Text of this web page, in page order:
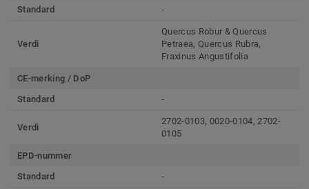
Standard
-
Verdi
Quercus Robur & Quercus
Petraea, Quercus Rubra,
Fraxinus Angustifolia
CE-merking / DoP
Standard
-
Verdi
2702-0103, 0020-0104, 2702-
0105
EPD-nummer
Standard
-